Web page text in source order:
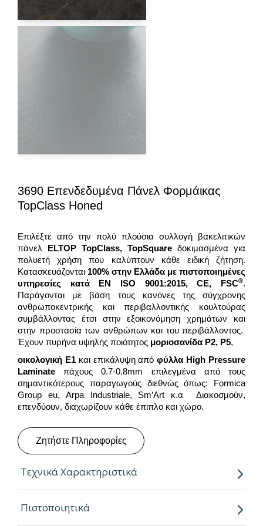
3690 Επενδεδυμένα Πάνελ Φορμάικας
TopClass Honed
Επιλέξτε από την πολύ πλούσια συλλογή βακελιτικών
πάνελ ELTOP TopClass, TopSquare δοκιμασμένα για
πολυετή χρήση που καλύπτουν κάθε ειδική ζήτηση.
Κατασκευάζονται 100% στην Ελλάδα με πιστοποιημένες
υπηρεσίες κατά EN ISO 9001:2015,CE, FSC®.
Παράγονται με βάση τους κανόνες της σύγχρονης
ανθρωποκεντρικής και περιβαλλοντικής κουλτούρας
συμβάλλοντας έτσι στην εξοικονόμηση χρημάτων και
στην προστασία των ανθρώπων και του περιβάλλοντος.
Έχουν πυρήνα υψηλής ποιότητος μοριοσανίδα P2, P5,
οικολογική Ε1 και επικάλυψη απόφύλλα High Pressure
Laminate πάχους 0.7-0.8mm επιλεγμένα από τους
σημαντικότερους παραγωγούς διεθνώς όπως: Formica
Group eu, Arpa Industriale, Sm’Art κ.α Διακοσμούν,
επενδύουν, διαχωρίζουν κάθε έπιπλο και χώρο.
Ζητήστε Πληροφορίες
Τεχνικά Χαρακτηριστικά
Παραγόμενα πάχη:
Πιστοποιητικά